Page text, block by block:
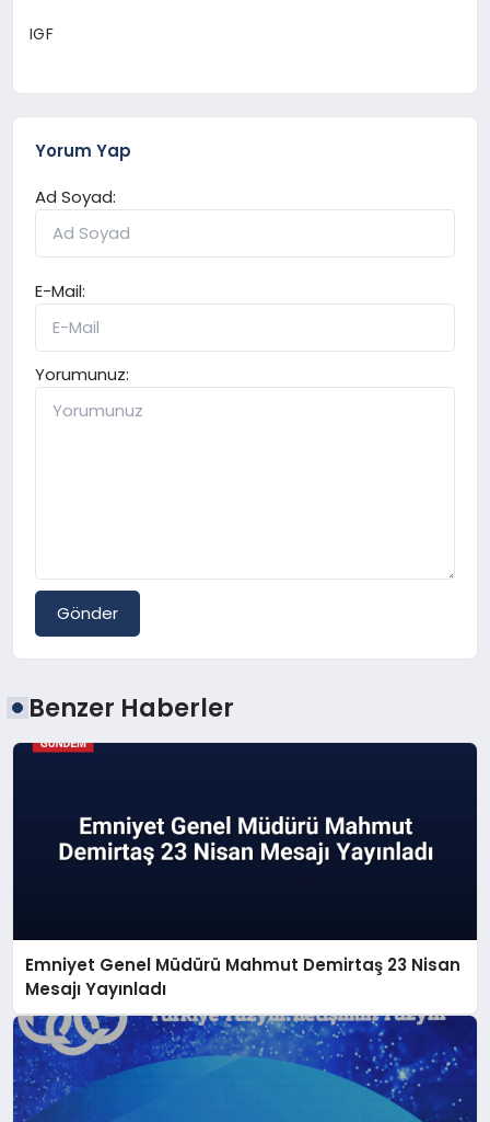
IGF
Yorum Yap
Ad Soyad:
E-Mail:
Yorumunuz:
Gönder
Benzer Haberler
Emniyet Genel Müdürü Mahmut Demirtaş 23 Nisan
Mesajı Yayınladı